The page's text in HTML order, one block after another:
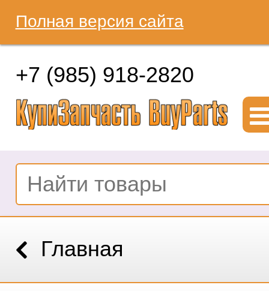
Полная версия сайта
+7 (985) 918-2820
Главная